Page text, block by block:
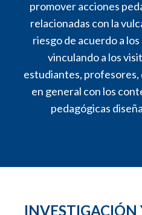
promover acciones
relacionadas con la
riesgo de acuerdo a
vinculando a los
estudiantes, profesores,
en general con los
pedagógicas
INVESTIGACIÓN